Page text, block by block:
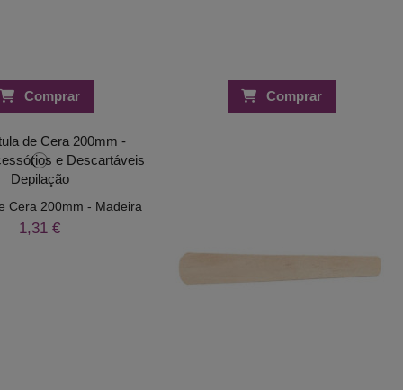
Comprar Comprar
Cera 200mm - Madeira
1,31 €